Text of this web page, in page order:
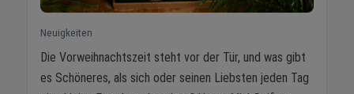
Neuigkeiten
Die Vorweihnachtszeit steht vor der Tür, und was gibt
es Schöneres, als sich oder seinen Liebsten jeden Tag